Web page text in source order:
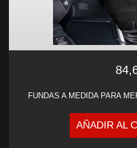
FUNDAS A MEDIDA PARA
AÑADIR AL